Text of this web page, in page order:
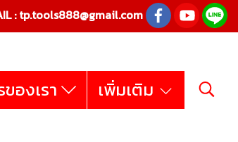
:tp.tools888@gmail.com
องเรา เพิ่มเติม